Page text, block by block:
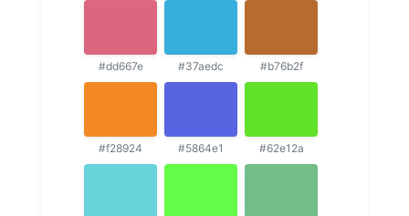
#dd667e #37aedc #b76b2f
#f28924 #5864e1 #62e12a